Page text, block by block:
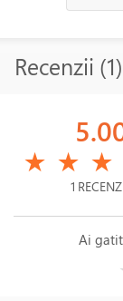
Recenzii (1)
★ ★ ★
1
Ai